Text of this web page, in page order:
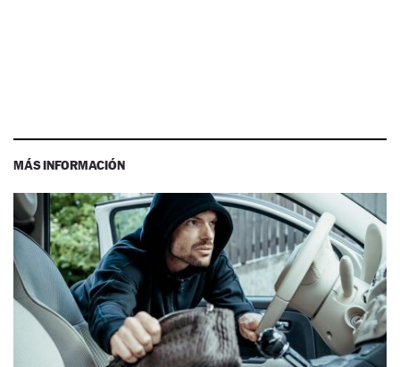
MÁS INFORMACIÓN